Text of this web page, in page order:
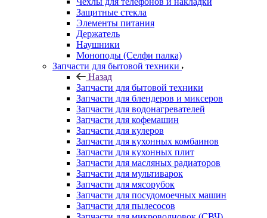
Защитные стекла
Элементы питания
Держатель
Наушники
Моноподы (Селфи палка)
Запчасти для бытовой техники
Назад
Запчасти для бытовой техники
Запчасти для блендеров и миксеров
Запчасти для водонагревателей
Запчасти для кофемашин
Запчасти для кулеров
Запчасти для кухонных комбаинов
Запчасти для кухонных плит
Запчасти для масляных радиаторов
Запчасти для мультиварок
Запчасти для мясорубок
Запчасти для посудомоечных машин
Запчасти для пылесосов
Запчасти для микроволновок (СВЧ)